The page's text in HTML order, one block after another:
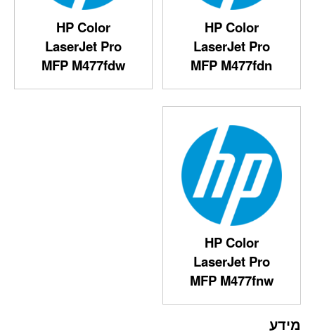
HP Color
LaserJet Pro
MFP M477fdn
HP Color
LaserJet Pro
MFP M477fdw
HP Color
LaserJet Pro
MFP M477fnw
מידע